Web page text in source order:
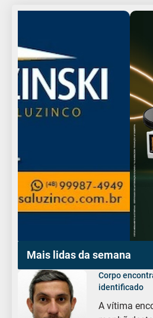
Mais lidas da semana
Corpo
identificado
A vítima